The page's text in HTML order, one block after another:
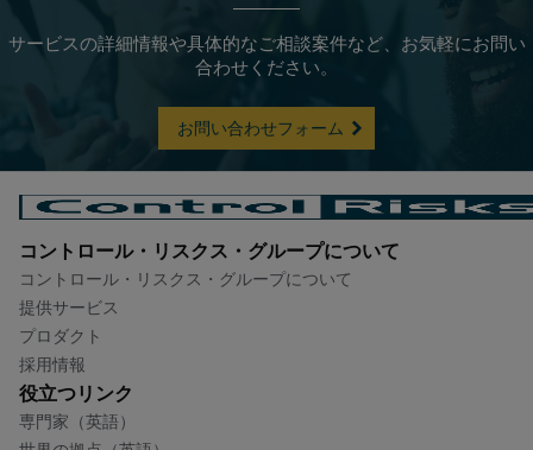
サービスの詳細情報や具体的なご相談案件など、お気軽にお問い
合わせください。
お問い合わせフォーム
コントロール・リスクス・グループについて​
コントロール・リスクス・グループについて​
提供サービス
プロダクト
採用情報
役立つリンク
専門家（英語）